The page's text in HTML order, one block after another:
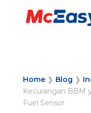
Home❯ Blog ❯
Kecurangan BBM
Fuel Sensor